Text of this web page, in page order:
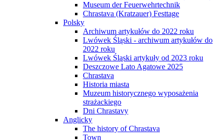
Museum der Feuerwehrtechnik
Chrastava (Kratzauer) Festtage
Polsky
Archiwum artykułów do 2022 roku
Lwówek Śląski - archiwum artykułów do
2022 roku
Lwówek Śląski artykuły od 2023 roku
Deszczowe Lato Agatowe 2025
Chrastava
Historia miasta
Muzeum historycznego wyposażenia
strażackiego
Dni Chrastavy
Anglicky
The history of Chrastava
Town